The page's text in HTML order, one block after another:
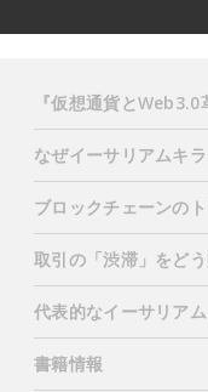
『仮想通貨と
なぜイーサリアムキ
ブロックチェーンの
取引の「渋滞」をど
代表的なイーサリア
書籍情報